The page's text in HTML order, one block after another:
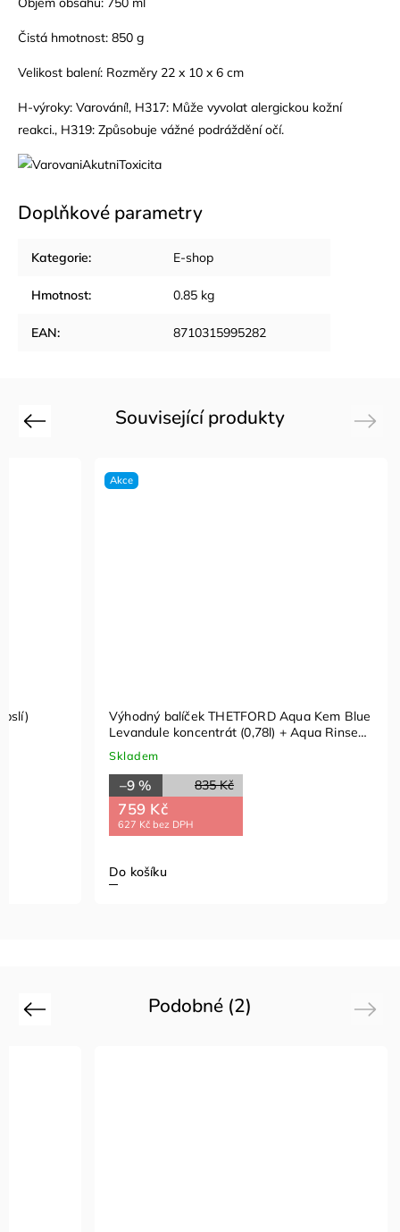
Čistá hmotnost: 850 g
Velikost balení: Rozměry 22 x 10 x 6 cm
H-výroky: Varování!, H317: Může vyvolat alergickou kožní
reakci., H319: Způsobuje vážné podráždění očí.
Doplňkové parametry
Kategorie: E-shop
Hmotnost: 0.85 kg
EAN: 8710315995282
Související produkty
Previous
Akce
Výhodný balíček THETFORD Aqua Kem Blue
Levandule koncentrát (0,78l) + Aqua Rinse
Koncentrát (0,78l)
Skladem
835 Kč
–9 %
759 Kč
627 Kč bez DPH
Do košíku
Next
Podobné (2)
Previous Next